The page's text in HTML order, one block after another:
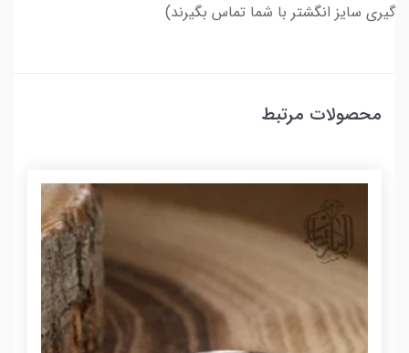
گیری سایز انگشتر با شما تماس بگیرند)
محصولات مرتبط